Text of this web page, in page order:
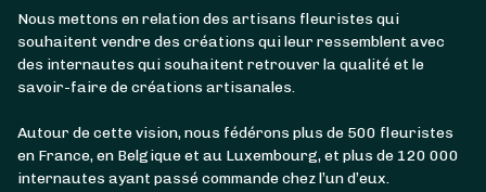
Nous mettons en relation des artisans fleuristes qui
souhaitent vendre des créations qui leur ressemblent avec
des internautes qui souhaitent retrouver la qualité et le
savoir-faire de créations artisanales.
Autour de cette vision, nous fédérons plus de 500 fleuristes
en France, en Belgique et au Luxembourg, et plus de 120 000
internautes ayant passé commande chez l’un d’eux.